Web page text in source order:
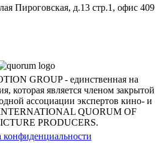
Пироговская, д.13 стр.1, офис 409
GROUP - единственная на
которая является членом закрытой
ассоциации экспертов кино- и
INTERNATIONAL QUORUM OF
PRODUCERS.